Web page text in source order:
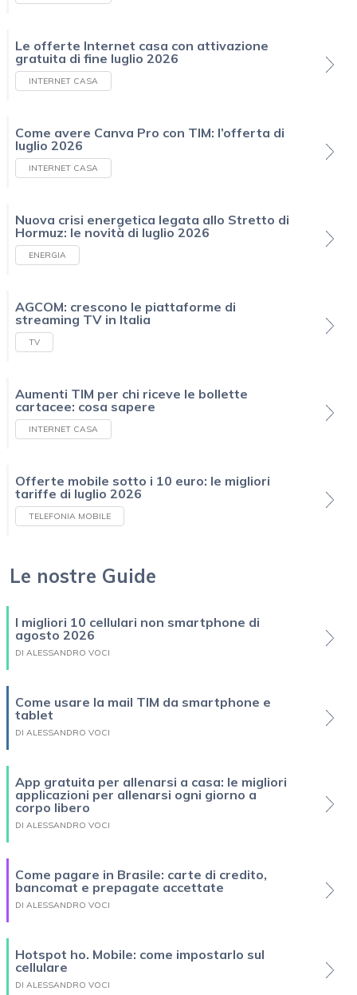
Le offerte Internet casa con attivazione
gratuita di fine luglio 2026
INTERNET CASA
Come avere Canva Pro con TIM: l’offerta di
luglio 2026
INTERNET CASA
Nuova crisi energetica legata allo Stretto di
Hormuz: le novità di luglio 2026
ENERGIA
AGCOM: crescono le piattaforme di
streaming TV in Italia
TV
Aumenti TIM per chi riceve le bollette
cartacee: cosa sapere
INTERNET CASA
Offerte mobile sotto i 10 euro: le migliori
tariffe di luglio 2026
TELEFONIA MOBILE
Le nostre Guide
I migliori 10 cellulari non smartphone di
agosto 2026
DI ALESSANDRO VOCI
Come usare la mail TIM da smartphone e
tablet
DI ALESSANDRO VOCI
App gratuita per allenarsi a casa: le migliori
applicazioni per allenarsi ogni giorno a
corpo libero
DI ALESSANDRO VOCI
Come pagare in Brasile: carte di credito,
bancomat e prepagate accettate
DI ALESSANDRO VOCI
Hotspot ho. Mobile: come impostarlo sul
cellulare
DI ALESSANDRO VOCI